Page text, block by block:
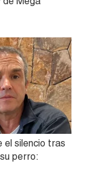
el silencio tras
perro: